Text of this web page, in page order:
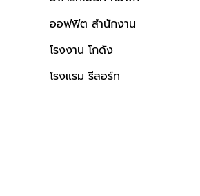
ออฟฟิต สำนักงาน
โรงงาน โกดัง
โรงแรม รีสอร์ท